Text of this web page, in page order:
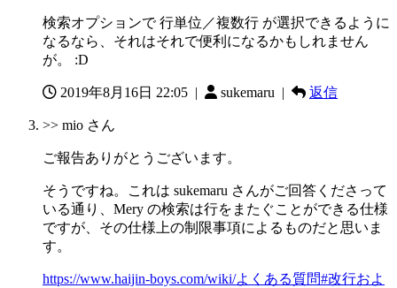
検索オプションで 行単位／複数行 が選択できるように
なるなら、それはそれで便利になるかもしれません
が。 :D
2019年8月16日 22:05 | sukemaru | 返信
>> mio さん
ご報告ありがとうございます。
そうですね。これは sukemaru さんがご回答くださって
いる通り、Mery の検索は行をまたぐことができる仕様
ですが、その仕様上の制限事項によるものだと思いま
す。
https://www.haijin-boys.com/wiki/よくある質問#改行およ